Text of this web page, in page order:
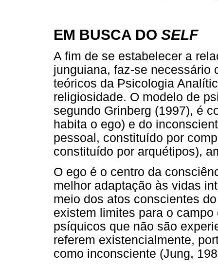
EM BUSCA DO SELF
A fim de se estabelecer a
junguiana, faz-se necessário
teóricos da Psicologia
religiosidade. O modelo de
segundo Grinberg (1997), é
habita o ego) e do
pessoal, constituído por
constituído por arquétipos),
O ego é o centro da
melhor adaptação às vidas
meio dos atos conscientes
existem limites para o
psíquicos que não são
referem existencialmente,
como inconsciente (Jung,